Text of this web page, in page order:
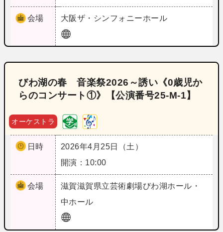
会場 大阪ザ・シンフォニーホール
びわ湖の春 音楽祭2026～誘い《0歳児か
らのコンサート①》【公演番号25‐M‐1】
オーケストラ
日時
2026年4月25日（土）
開演：10:00
会場 滋賀滋賀県立芸術劇場びわ湖ホール・
中ホール